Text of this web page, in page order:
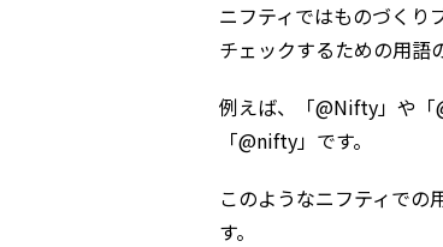
ニフティではものづくり
チェックするための用語
例えば、「@Nifty」や「
「@nifty」です。
このようなニフティでの
す。